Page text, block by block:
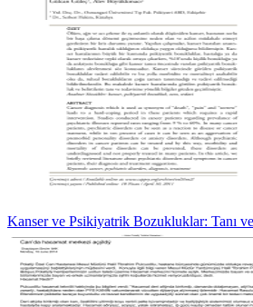
Kanser ve Psikiyatrik Bozukluklar: Tanı